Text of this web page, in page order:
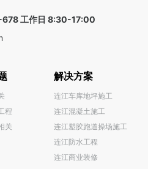
工作日 8:30-17:00
程
关
解决方案
连江车库地坪施工
连江混凝土施工
连江塑胶跑道操场施工
连江防水工程
连江商业装修